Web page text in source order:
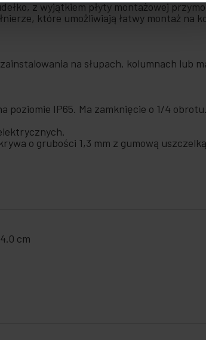
z wyjątkiem płyty montażowej
które umożliwiają łatwy montaż na
na słupach, kolumnach lub
poziomie IP65. Ma zamknięcie o 1/4
o grubości 1,3 mm z gumową
cm